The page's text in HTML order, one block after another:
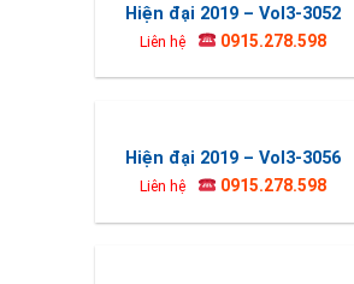
Hiện đại 2019 – Vol3-3052
Liên hệ 0915.278.598
Hiện đại 2019 – Vol3-3056
Liên hệ 0915.278.598